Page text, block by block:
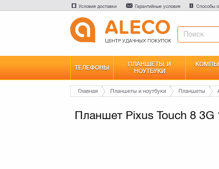
Условия доставки Гарантийные условия Способы
ТЕЛЕФОНЫ
ПЛАНШЕТЫ И
НОУТБУКИ
Главная Планшеты и ноутбуки Планшеты
Планшет Pixus Touch 8 3G